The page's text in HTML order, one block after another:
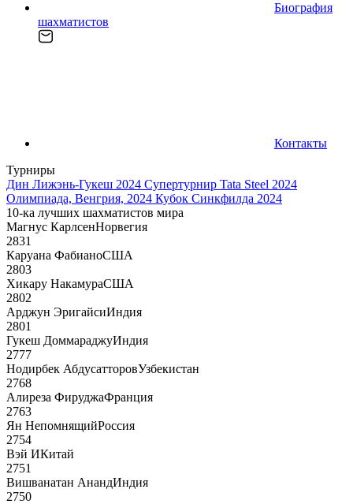
Биография
шахматистов
Контакты
Турниры
Дин Лижэнь-Гукеш 2024 Супертурнир Tata Steel 2024
Олимпиада, Венгрия, 2024 Кубок Синкфилда 2024
10-ка лучших шахматистов мира
Магнус КарлсенНорвегия
2831
Каруана ФабианоСША
2803
Хикару НакамураСША
2802
Арджун ЭригайсиИндия
2801
Гукеш ДоммараджуИндия
2777
Нодирбек АбдусатторовУзбекистан
2768
Алиреза ФируджаФранция
2763
Ян НепомнящийРоссия
2754
Вэй ИКитай
2751
Вишванатан АнандИндия
2750